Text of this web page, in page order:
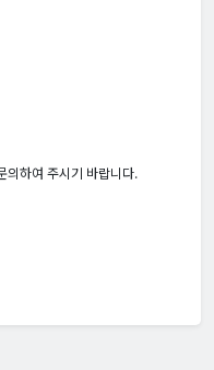
하여 주시기 바랍니다.